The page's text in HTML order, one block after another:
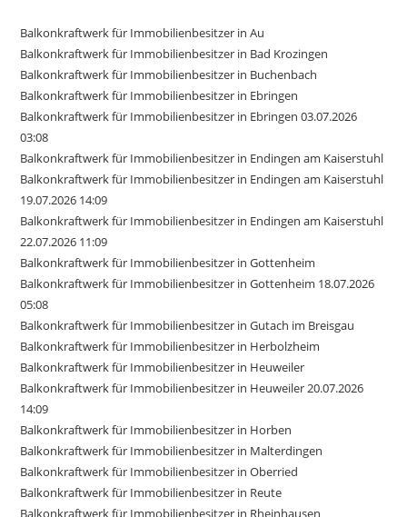
Balkonkraftwerk für Immobilienbesitzer in Au
Balkonkraftwerk für Immobilienbesitzer in Bad Krozingen
Balkonkraftwerk für Immobilienbesitzer in Buchenbach
Balkonkraftwerk für Immobilienbesitzer in Ebringen
Balkonkraftwerk für Immobilienbesitzer in Ebringen 03.07.2026
03:08
Balkonkraftwerk für Immobilienbesitzer in Endingen am Kaiserstuhl
Balkonkraftwerk für Immobilienbesitzer in Endingen am Kaiserstuhl
19.07.2026 14:09
Balkonkraftwerk für Immobilienbesitzer in Endingen am Kaiserstuhl
22.07.2026 11:09
Balkonkraftwerk für Immobilienbesitzer in Gottenheim
Balkonkraftwerk für Immobilienbesitzer in Gottenheim 18.07.2026
05:08
Balkonkraftwerk für Immobilienbesitzer in Gutach im Breisgau
Balkonkraftwerk für Immobilienbesitzer in Herbolzheim
Balkonkraftwerk für Immobilienbesitzer in Heuweiler
Balkonkraftwerk für Immobilienbesitzer in Heuweiler 20.07.2026
14:09
Balkonkraftwerk für Immobilienbesitzer in Horben
Balkonkraftwerk für Immobilienbesitzer in Malterdingen
Balkonkraftwerk für Immobilienbesitzer in Oberried
Balkonkraftwerk für Immobilienbesitzer in Reute
Balkonkraftwerk für Immobilienbesitzer in Rheinhausen